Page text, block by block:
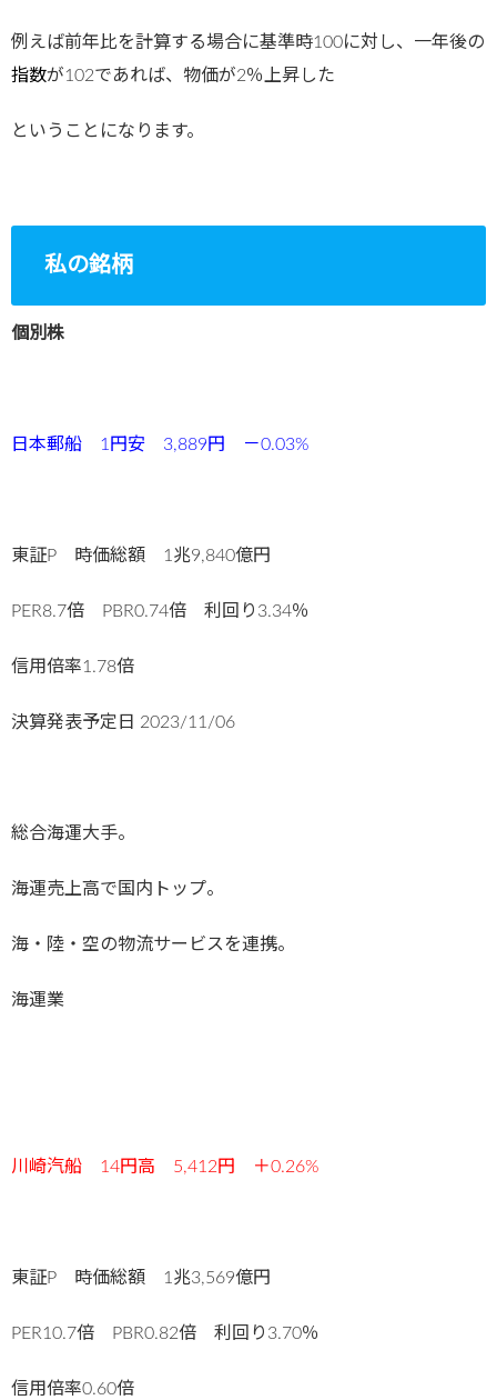
例えば前年比を計算する場合に基準時100に対し、一年後の
指数が102であれば、物価が2％上昇した
ということになります。
私の銘柄
個別株
日本郵船 1円安 3,889円 －0.03%
東証P 時価総額 1兆9,840億円
PER8.7倍 PBR0.74倍 利回り3.34％
信用倍率1.78倍
決算発表予定日 2023/11/06
総合海運大手。
海運売上高で国内トップ。
海・陸・空の物流サービスを連携。
海運業
川崎汽船 14円高 5,412円 ＋0.26%
東証P 時価総額 1兆3,569億円
PER10.7倍 PBR0.82倍 利回り3.70％
信用倍率0.60倍